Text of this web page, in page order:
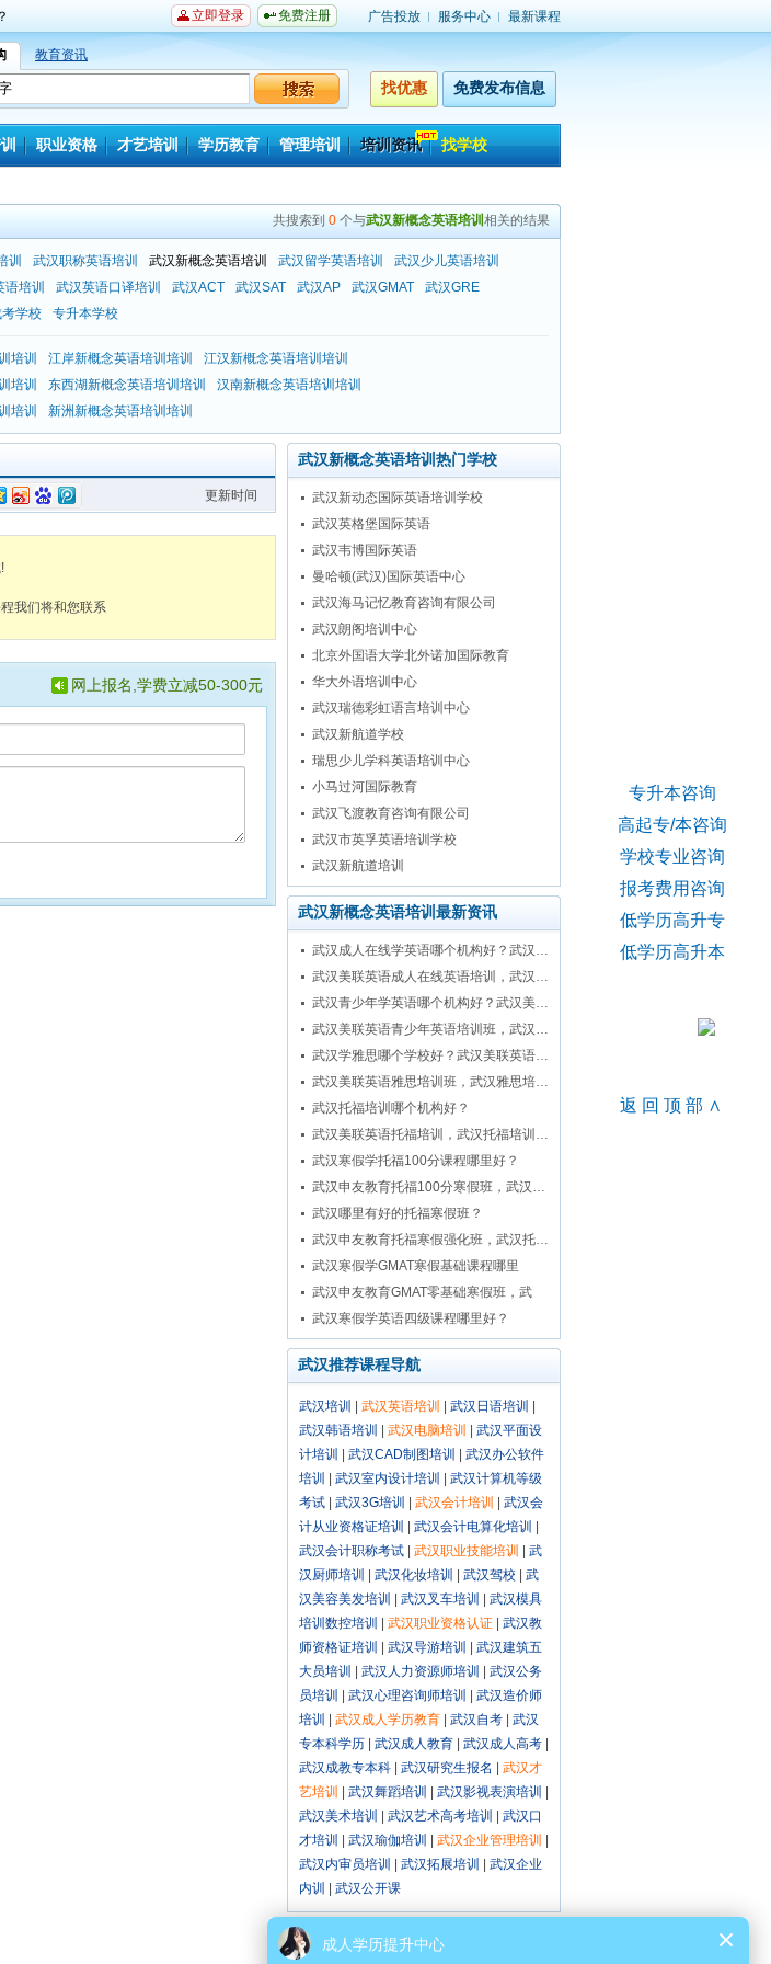
广告投放 服务中心 最新课程
立即登录 免费注册
教育资讯
找优惠 免费发布信息
职业资格 才艺培训 学历教育 管理培训 培训资讯 找学校
共搜索到 0 个与武汉新概念英语培训 相关的结果
训 武汉职称英语培训 武汉新概念英语培训 武汉留学英语培训
武汉少儿英语培训
语培训 武汉英语口译培训 武汉ACT 武汉SAT 武汉AP 武汉GMAT
武汉GRE
考学校 专升本学校
培训 江岸新概念英语培训培训
江汉新概念英语培训培训
培训 东西湖新概念英语培训培训
汉南新概念英语培训培训
培训 新洲新概念英语培训培训
更新时间
我们将和您联系
网上报名,学费立减50-300元
武汉新概念英语培训热门学校
武汉新动态国际英语培训学校
武汉英格堡国际英语
武汉韦博国际英语
曼哈顿(武汉)国际英语中心
武汉海马记忆教育咨询有限公司
武汉朗阁培训中心
北京外国语大学北外诺加国际教育
华大外语培训中心
武汉瑞德彩虹语言培训中心
武汉新航道学校
瑞思少儿学科英语培训中心
小马过河国际教育
武汉飞渡教育咨询有限公司
武汉市英孚英语培训学校
武汉新航道培训
武汉新概念英语培训最新资讯
武汉成人在线学英语哪个机构好？武汉…
武汉美联英语成人在线英语培训，武汉…
武汉青少年学英语哪个机构好？武汉美…
武汉美联英语青少年英语培训班，武汉…
武汉学雅思哪个学校好？武汉美联英语…
武汉美联英语雅思培训班，武汉雅思培…
武汉托福培训哪个机构好？
武汉美联英语托福培训，武汉托福培训…
武汉寒假学托福100分课程哪里好？
武汉申友教育托福100分寒假班，武汉…
武汉哪里有好的托福寒假班？
武汉申友教育托福寒假强化班，武汉托…
武汉寒假学GMAT寒假基础课程哪里
好？…
武汉申友教育GMAT零基础寒假班，武
汉…
武汉寒假学英语四级课程哪里好？
武汉推荐课程导航
武汉培训 武汉英语培训 武汉日语培训
武汉韩语培训
武汉电脑培训
武汉平面设
计培训
武汉CAD制图培训
武汉办公软件
培训
武汉室内设计培训
武汉计算机等级
考试
武汉3G培训 武汉会计培训
武汉会
计从业资格证培训
武汉会计电算化培训
武汉会计职称考试
武汉职业技能培训
武
汉厨师培训
武汉化妆培训 武汉驾校
武
汉美容美发培训
武汉叉车培训
武汉模具
培训数控培训
武汉职业资格认证
武汉教
师资格证培训
武汉导游培训
武汉建筑五
大员培训
武汉人力资源师培训
武汉公务
员培训
武汉心理咨询师培训
武汉造价师
培训
武汉成人学历教育 武汉自考
武汉
专本科学历
武汉成人教育 武汉成人高考
武汉成教专本科
武汉研究生报名
武汉才
艺培训
武汉舞蹈培训 武汉影视表演培训
武汉美术培训
武汉艺术高考培训
武汉口
才培训
武汉瑜伽培训 武汉企业管理培训
武汉内审员培训
武汉拓展培训
武汉企业
内训
武汉公开课
武汉新概念英语培训VIP培训机构
专升本咨询
高起专/本咨询
学校专业咨询
报考费用咨询
低学历高升专
低学历高升本
返回顶部∧